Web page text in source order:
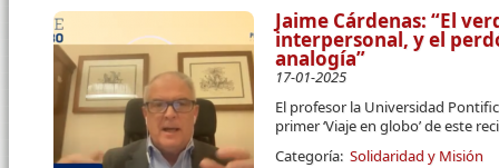
Jaime Cárdenas: “El
interpersonal, y el
analogía”
17-01-2025
El profesor la Universidad
primer ‘Viaje en globo’ de este
Categoría: Solidaridad y Misión